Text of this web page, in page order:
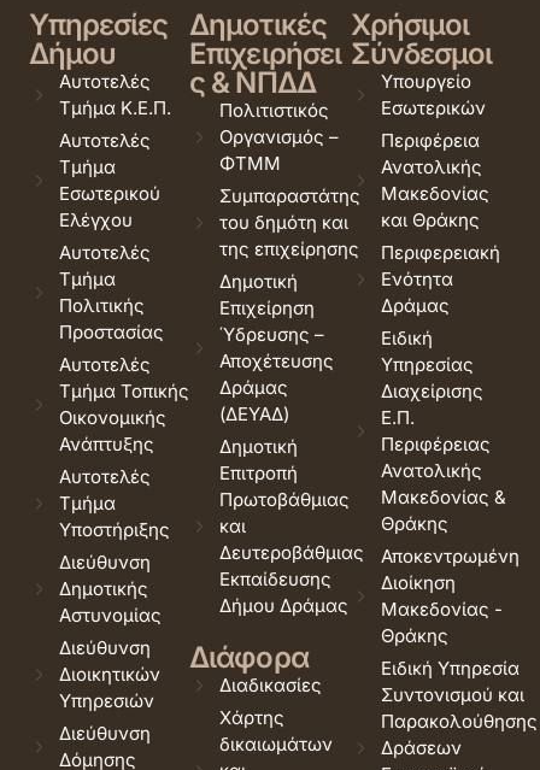
Υπηρεσίες
Δήμου
Αυτοτελές
Τμήμα Κ.Ε.Π.
Αυτοτελές
Τμήμα
Εσωτερικού
Ελέγχου
Αυτοτελές
Τμήμα
Πολιτικής
Προστασίας
Αυτοτελές
Τμήμα Τοπικής
Οικονομικής
Ανάπτυξης
Αυτοτελές
Τμήμα
Υποστήριξης
Διεύθυνση
Δημοτικής
Αστυνομίας
Διεύθυνση
Διοικητικών
Υπηρεσιών
Διεύθυνση
Δόμησης
Δημοτικές
Επιχειρήσει
ς & ΝΠΔΔ
Πολιτιστικός
Οργανισμός –
ΦΤΜΜ
Συμπαραστάτης
του δημότη και
της επιχείρησης
Δημοτική
Επιχείρηση
Ύδρευσης –
Αποχέτευσης
Δράμας
(ΔΕΥΑΔ)
Δημοτική
Επιτροπή
Πρωτοβάθμιας
και
Δευτεροβάθμιας
Εκπαίδευσης
Δήμου Δράμας
Διάφορα
Διαδικασίες
Χάρτης
δικαιωμάτων
Χρήσιμοι
Σύνδεσμοι
Υπουργείο
Εσωτερικών
Περιφέρεια
Ανατολικής
Μακεδονίας
και Θράκης
Περιφερειακή
Ενότητα
Δράμας
Ειδική
Υπηρεσίας
Διαχείρισης
Ε.Π.
Περιφέρειας
Ανατολικής
Μακεδονίας &
Θράκης
Αποκεντρωμένη
Διοίκηση
Μακεδονίας -
Θράκης
Ειδική Υπηρεσία
Συντονισμού και
Παρακολούθησης
Δράσεων